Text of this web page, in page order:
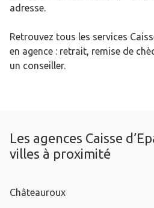
adresse.
Retrouvez tous les services
en agence : retrait, remise de
un conseiller.
Les agences Caisse
villes à proximité
Châteauroux